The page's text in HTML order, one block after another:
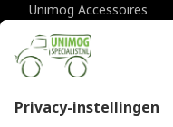
Unimog Accessoires
Unimog APK-keuringen
CONTACTGEGEVENS
Unimogspecialist